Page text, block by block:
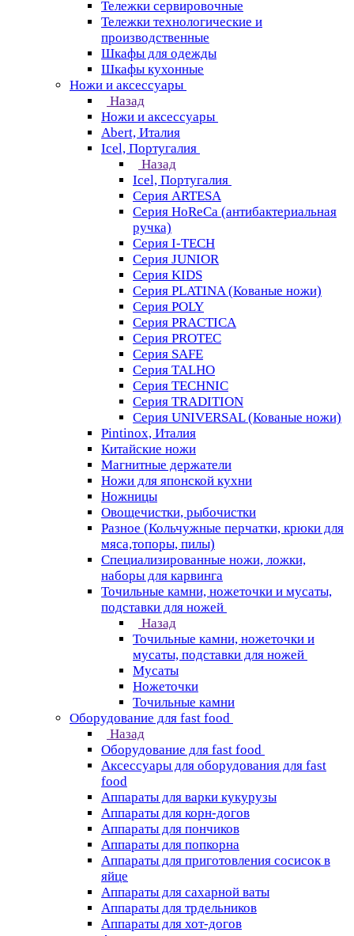
Тележки сервировочные
Тележки технологические и
производственные
Шкафы для одежды
Шкафы кухонные
Ножи и аксессуары
Назад
Ножи и аксессуары
Abert, Италия
Icel, Португалия
Назад
Icel, Португалия
Серия ARTESA
Серия HoReCa (антибактериальная
ручка)
Серия I-TECH
Серия JUNIOR
Серия KIDS
Серия PLATINA (Кованые ножи)
Серия POLY
Серия PRACTICA
Серия PROTEC
Серия SAFE
Серия TALHO
Серия TECHNIC
Серия TRADITION
Серия UNIVERSAL (Кованые ножи)
Pintinox, Италия
Китайские ножи
Магнитные держатели
Ножи для японской кухни
Ножницы
Овощечистки, рыбочистки
Разное (Кольчужные перчатки, крюки для
мяса,топоры, пилы)
Специализированные ножи, ложки,
наборы для карвинга
Точильные камни, ножеточки и мусаты,
подставки для ножей
Назад
Точильные камни, ножеточки и
мусаты, подставки для ножей
Мусаты
Ножеточки
Точильные камни
Оборудование для fast food
Назад
Оборудование для fast food
Аксессуары для оборудования для fast
food
Аппараты для варки кукурузы
Аппараты для корн-догов
Аппараты для пончиков
Аппараты для попкорна
Аппараты для приготовления сосисок в
яйце
Аппараты для сахарной ваты
Аппараты для трдельников
Аппараты для хот-догов